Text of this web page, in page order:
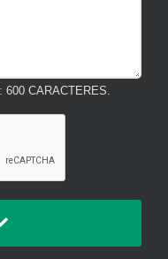
600 CARACTERES.